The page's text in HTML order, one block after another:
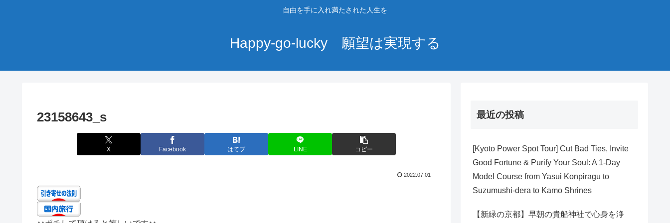
自由を手に入れ満たされた人生を
Happy-go-lucky 願望は実現する
23158643_s
X Facebook はてブ LINE コピー
2022.07.01
最近の投稿
[Kyoto Power Spot Tour] Cut Bad Ties, Invite
Good Fortune & Purify Your Soul: A 1-Day
Model Course from Yasui Konpiragu to
Suzumushi-dera to Kamo Shrines
【新緑の京都】早朝の貴船神社で心身を浄